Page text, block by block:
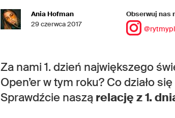
Ania Hofman
29 czerwca 2017
Obserwuj nas
@rytmypl
Za nami 1. dzień największego
Open’er w tym roku? Co działo
Sprawdźcie naszą relację z 1.